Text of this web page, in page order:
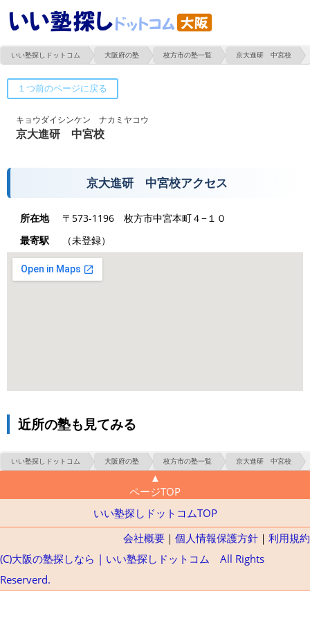
いい塾探しドットコム 大阪府の塾 枚方市の塾一覧 京大進研 中宮校
キョウダイシンケン ナカミヤコウ
京大進研 中宮校
京大進研 中宮校アクセス
所在地
〒573-1196 枚方市中宮本町４−１０
最寄駅
（未登録）
近所の塾も見てみる
いい塾探しドットコム 大阪府の塾 枚方市の塾一覧 京大進研 中宮校
▲
ページTOP
いい塾探しドットコムTOP
会社概要 ｜ 個人情報保護方針 ｜ 利用規約
(C)大阪の塾探しなら | いい塾探しドットコム All Rights
Reserverd.